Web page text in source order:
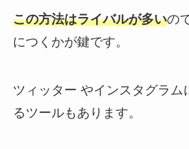
この方法はライバルが多いの
につくかが鍵です。
ツィッター やインスタグラム
るツールもあります。